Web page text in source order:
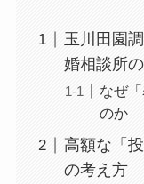
玉川田園
婚相談所
なぜ
のか
高額な「
の考え方